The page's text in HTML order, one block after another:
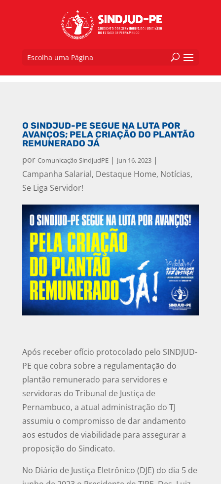
Escolha uma Página
O SINDJUD-PE SEGUE NA LUTA POR
AVANÇOS; PELA CRIAÇÃO DO PLANTÃO
REMUNERADO JÁ
por Comunicação SindjudPE| jun 16, 2023|
Campanha Salarial, Destaque Home, Notícias,
Se Liga Servidor!
Após receber ofício protocolado pelo SINDJUD-
PE que cobra sobre a regulamentação do
plantão remunerado para servidores e
servidoras do Tribunal de Justiça de
Pernambuco, a atual administração do TJ
assumiu o compromisso de dar andamento
aos estudos de viabilidade para assegurar a
proposição do Sindicato.
No Diário de Justiça Eletrônico (DJE) do dia 5 de